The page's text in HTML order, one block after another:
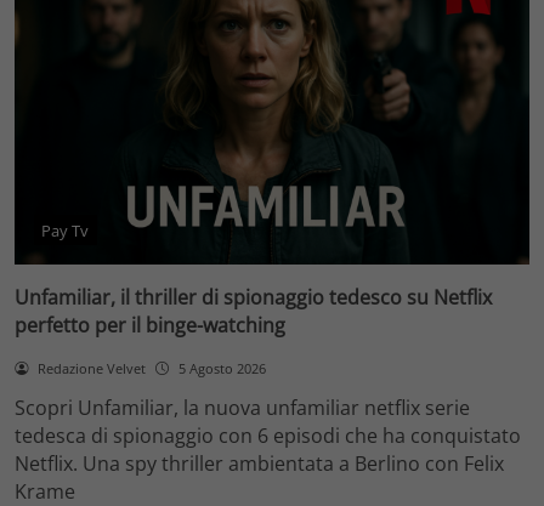
Pay Tv
Unfamiliar, il thriller di spionaggio tedesco su Netflix
perfetto per il binge-watching
Redazione Velvet 5 Agosto 2026
Scopri Unfamiliar, la nuova unfamiliar netflix serie
tedesca di spionaggio con 6 episodi che ha conquistato
Netflix. Una spy thriller ambientata a Berlino con Felix
Krame